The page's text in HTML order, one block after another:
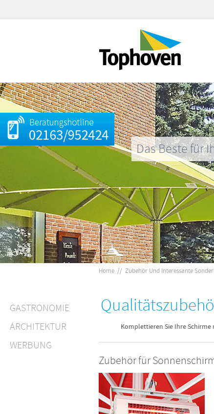
Das Beste für
GASTRONOMIE
ARCHITEKTUR
WERBUNG
Home // Zubehör Und Interessante
Komplettieren Sie Ihre
Zubehör für